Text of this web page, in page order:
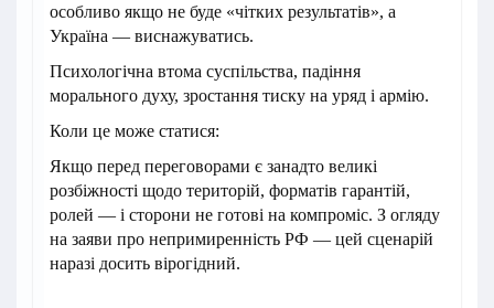
особливо якщо не буде «чітких результатів», а
Україна — виснажуватись.
Психологічна втома суспільства, падіння
морального духу, зростання тиску на уряд і армію.
Коли це може статися:
Якщо перед переговорами є занадто великі
розбіжності щодо територій, форматів гарантій,
ролей — і сторони не готові на компроміс. З огляду
на заяви про непримиренність РФ — цей сценарій
наразі досить вірогідний.